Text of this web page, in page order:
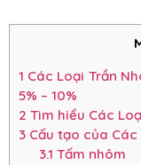
1 Các Loại Trần
5% – 10%
2 Tìm hiểu Các
3 Cấu tạo của
3.1 Tấm nhôm